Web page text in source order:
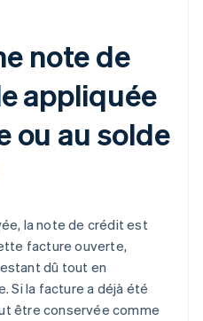
note de
appliquée
ou au solde
la note de crédit est
facture ouverte,
dû tout en
Si la facture a déjà été
être conservée comme